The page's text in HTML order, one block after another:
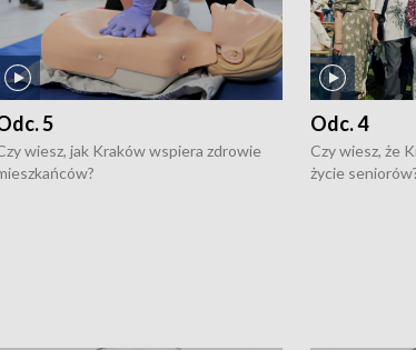
5
wiesz, jak Kraków wspiera zdrowie
Odc. 4
Czy wiesz, że
życie